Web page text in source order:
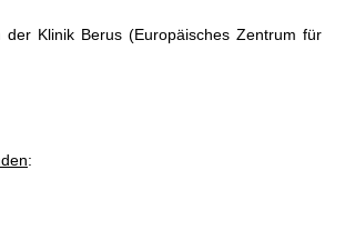
Klinik Berus (Europäisches Zentrum für
: